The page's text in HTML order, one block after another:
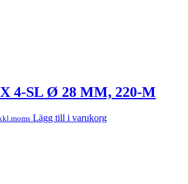
4-SL Ø 28 MM, 220-M
Lägg till i varukorg